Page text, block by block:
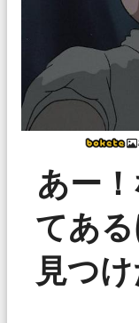
あー
てあ
見つ